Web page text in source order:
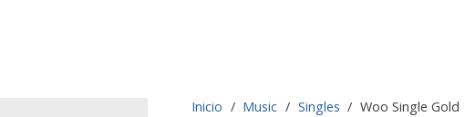
Inicio / Music / Singles / Woo Single Gold